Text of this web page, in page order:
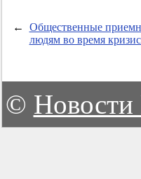
←
Общественные
людям во время
©